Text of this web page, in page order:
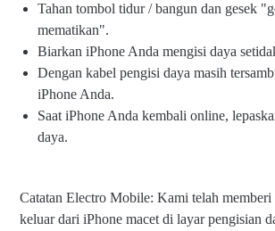
Tahan tombol tidur / bangun dan gesek
mematikan".
Biarkan iPhone Anda mengisi daya
Dengan kabel pengisi daya masih
iPhone Anda.
Saat iPhone Anda kembali online,
daya.
Catatan Electro Mobile: Kami telah memberi
keluar dari iPhone macet di layar pengisian